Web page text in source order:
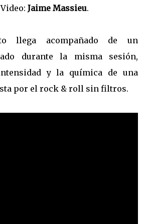
Jaime Massieu.
llega acompañado de un
durante la misma sesión,
y la química de una
por el rock & roll sin filtros.